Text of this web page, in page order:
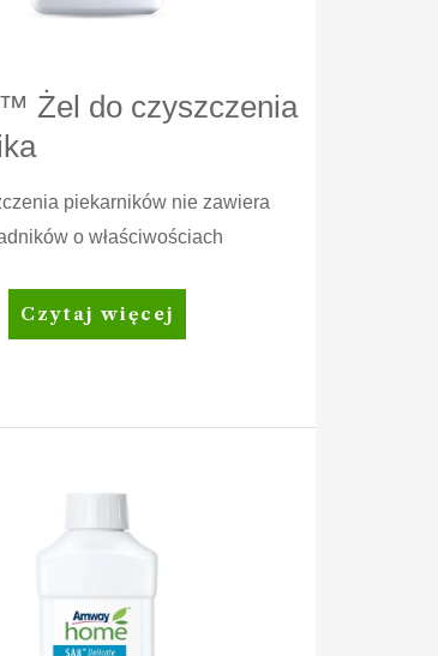
Żel do czyszczenia
piekarników nie zawiera
o właściwościach
Amway™
Żel
Czytaj więcej